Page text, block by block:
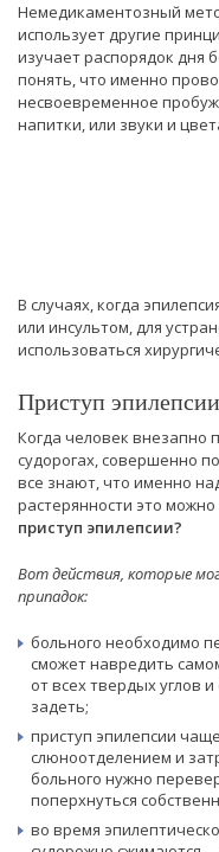
Немедикаментозный
использует другие
изучает распорядок дня
понять, что именно
несвоевременное
напитки, или звуки и
В случаях, когда
или инсультом, для
использоваться
Приступ
Когда человек внезапно
судорогах, совершенно
все знают, что именно
растерянности это
приступ эпилепсии?
Вот действия, которые
припадок:
больного необходимо
сможет навредить
от всех твердых углов
задеть;
приступ эпилепсии
слюноотделением и
больного нужно
поперхнуться
во время